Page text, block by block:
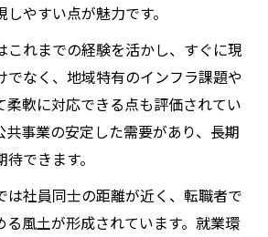
やすい点が魅力です。
これまでの経験を活かし、すぐに現
でなく、地域特有のインフラ課題や
柔軟に対応できる点も評価されてい
共事業の安定した需要があり、長期
できます。
は社員同士の距離が近く、転職者で
る風土が形成されています。就業環